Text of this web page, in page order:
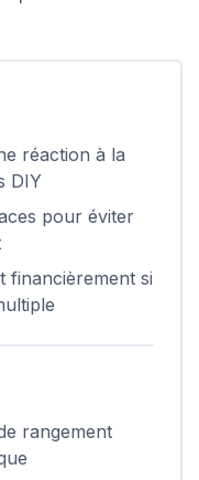
réaction à la
DIY
pour éviter
financièrement si
rangement